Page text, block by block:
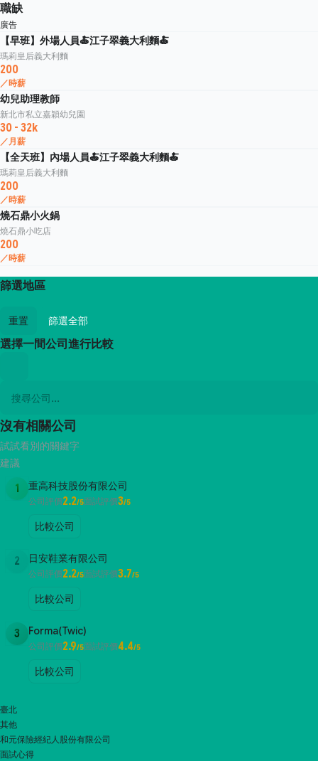
職缺
廣告
【早班】外場人員🍝江子翠義大利麵🍝
瑪莉皇后義大利麵
200
／時薪
幼兒助理教師
新北市私立嘉穎幼兒園
30 - 32k
／月薪
【全天班】內場人員🍝江子翠義大利麵🍝
瑪莉皇后義大利麵
200
／時薪
燒石鼎小火鍋
燒石鼎小吃店
200
／時薪
篩選地區
重置 篩選全部
選擇一間公司進行比較
沒有相關公司
試試看別的關鍵字
建議
1 重高科技股份有限公司
公司評價2.2/5面試評價3/5
比較公司
2 日安鞋業有限公司
公司評價2.2/5面試評價3.7/5
比較公司
3 Forma(Twic)
公司評價2.9/5面試評價4.4/5
比較公司
臺北
其他
和元保險經紀人股份有限公司
面試心得